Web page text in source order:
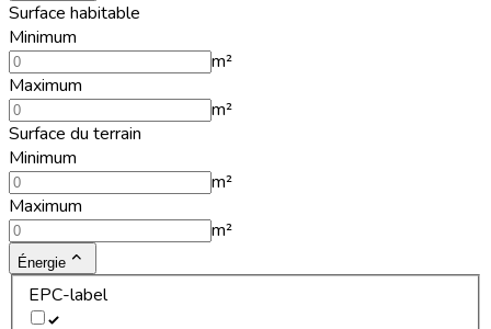
Surface habitable
Minimum
m²
Maximum
m²
Surface du terrain
Minimum
m²
Maximum
m²
Énergie
EPC-label